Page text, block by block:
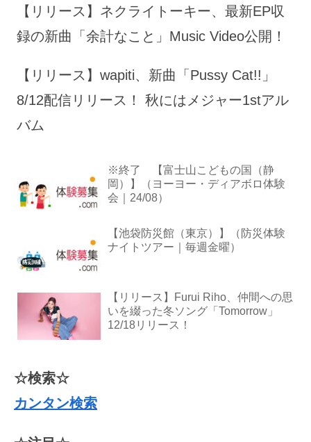
【リリース】ネクライトーキー、最新EP収
録の新曲「余計なこと」Music Video公開！
【リリース】wapiti、新曲「Pussy Cat!!」
8/12配信リリース！ 秋にはメジャー1stアル
バム
※終了 【富士山こどもの国（静
岡）】（ヨーヨー・ディアボロ体験
会｜24/08）
【池袋防災館（東京）】（防災体験
ナイトツアー｜毎週金曜）
【リリース】Furui Riho、仲間への思
いを綴った冬ソング「Tomorrow」
12/18リリース！
☆検索☆
カンタン検索